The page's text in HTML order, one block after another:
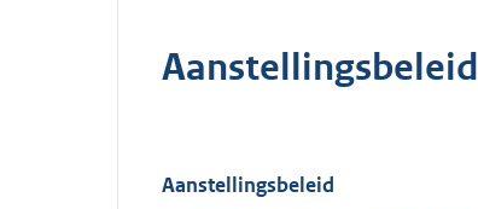
Aanstellingsbeleid
Aanstellingsbeleid